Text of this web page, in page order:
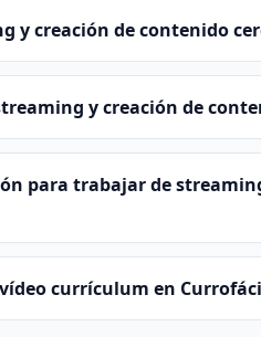
y creación de contenido
y creación de
para trabajar de
currículum en